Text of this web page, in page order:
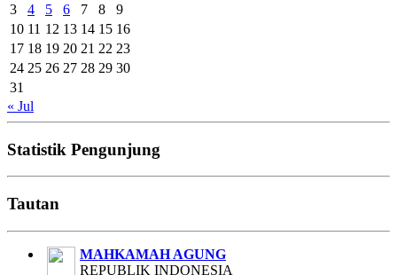
3
4 5 6 7 8
9
10 11 12 13 14 15 16
17 18 19 20 21 22 23
24 25 26 27 28 29 30
31
« Jul
Statistik Pengunjung
Tautan
MAHKAMAH AGUNG
REPUBLIK INDONESIA